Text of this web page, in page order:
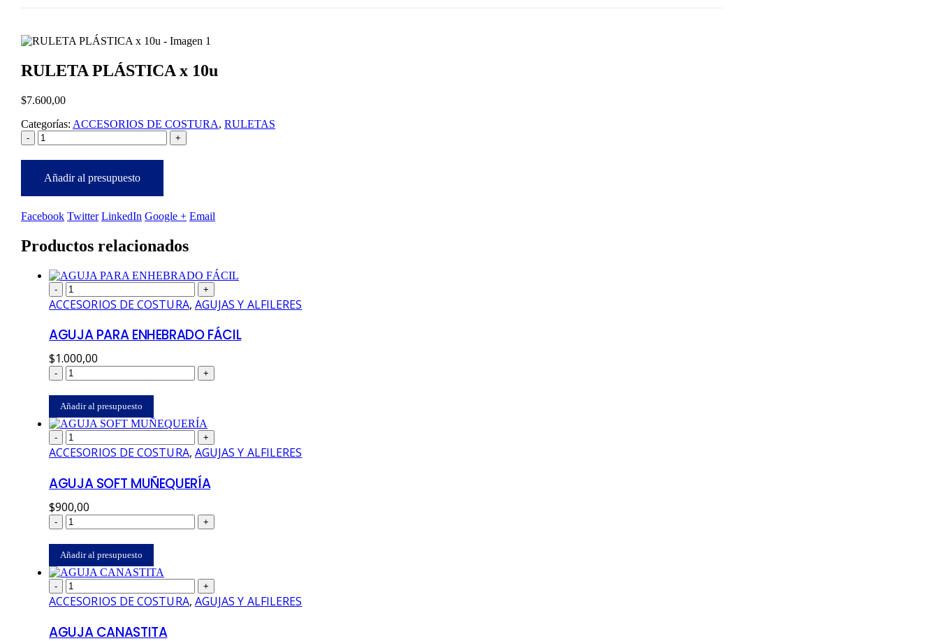
RULETA PLÁSTICA x 10u
$7.600,00
Categorías: ACCESORIOS DE COSTURA, RULETAS
- +
Añadir al presupuesto
Facebook Twitter LinkedIn Google + Email
Productos relacionados
- +
ACCESORIOS DE COSTURA, AGUJAS Y ALFILERES
AGUJA PARA ENHEBRADO FÁCIL
$1.000,00
- +
Añadir al presupuesto
- +
ACCESORIOS DE COSTURA, AGUJAS Y ALFILERES
AGUJA SOFT MUÑEQUERÍA
$900,00
- +
Añadir al presupuesto
- +
ACCESORIOS DE COSTURA, AGUJAS Y ALFILERES
AGUJA CANASTITA